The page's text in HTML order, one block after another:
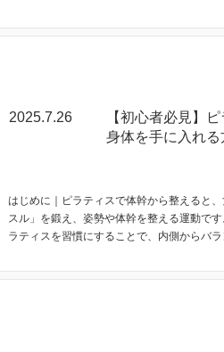
2025.7.26
【初心者必見】
身体を手に入れる
はじめに｜ピラティスで体幹から整えると
スル」を鍛え、姿勢や体幹を整える運動で
ラティスを習慣にすることで、内側からバ